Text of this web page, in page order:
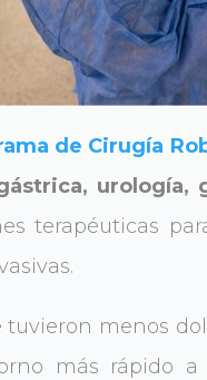
de Cirugía
terapéuticas
tuvieron menos
más rápido